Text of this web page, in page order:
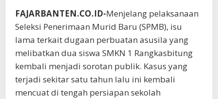
FAJARBANTEN.CO.ID-Menjelang pelaksanaan
Seleksi Penerimaan Murid Baru (SPMB), isu
lama terkait dugaan perbuatan asusila yang
melibatkan dua siswa SMKN 1 Rangkasbitung
kembali menjadi sorotan publik. Kasus yang
terjadi sekitar satu tahun lalu ini kembali
mencuat di tengah persiapan sekolah